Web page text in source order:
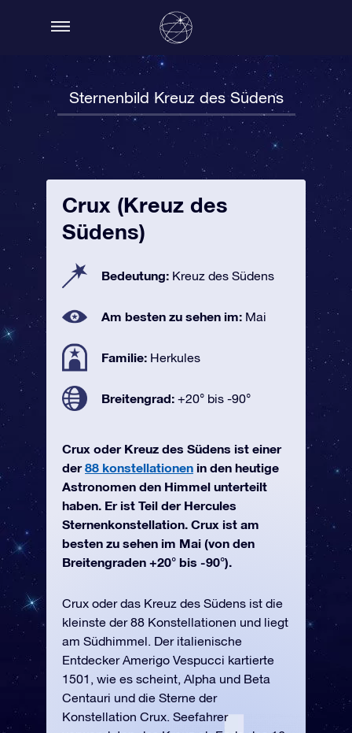
Sternenbild Kreuz des Südens
Crux (Kreuz des
Südens)
Bedeutung: Kreuz des Südens
Am besten zu sehen im: Mai
Familie: Herkules
Breitengrad: +20° bis -90°
Crux oder Kreuz des Südens ist einer
der88 konstellationen in den heutige
Astronomen den Himmel unterteilt
haben. Er ist Teil der Hercules
Sternenkonstellation. Crux ist am
besten zu sehen im Mai (von den
Breitengraden +20° bis -90°).
Crux oder das Kreuz des Südens ist die
kleinste der 88 Konstellationen und liegt
am Südhimmel. Der italienische
Entdecker Amerigo Vespucci kartierte
1501, wie es scheint, Alpha und Beta
Centauri und die Sterne der
Konstellation Crux. Seefahrer